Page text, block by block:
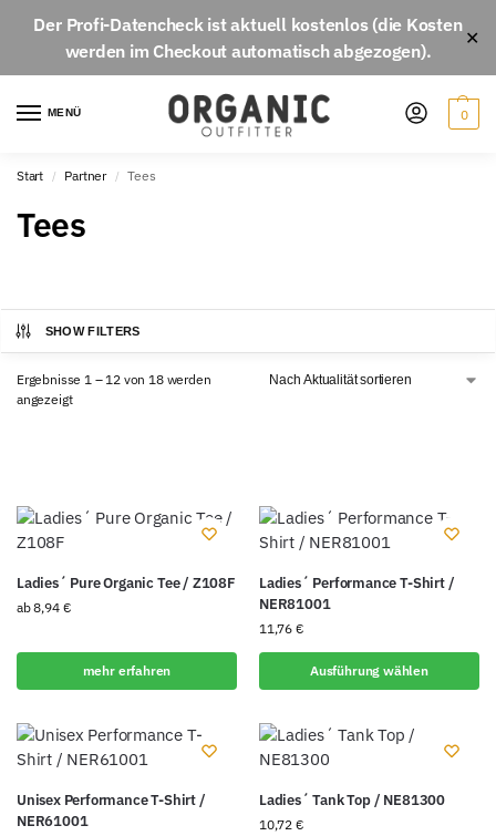
Der Profi-Datencheckist aktuell kostenlos(die Kosten
werden im Checkout automatisch abgezogen).
✕
MENÜ 0
Start / Partner / Tees
Tees
SHOW FILTERS
Ergebnisse 1 – 12 von 18 werden
angezeigt
Ladies´ Pure Organic Tee / Z108F
ab8,94 €
mehr erfahren
Ladies´ Performance T-Shirt /
NER81001
11,76 €
Ausführung wählen
Unisex Performance T-Shirt /
NER61001
Ladies´ Tank Top / NE81300
10,72 €